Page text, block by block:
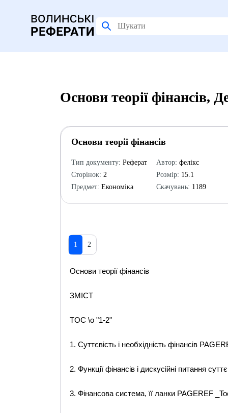
Основи теорії фінансів,
Основи теорії фінансів
Тип документу: Реферат
Сторінок: 2
Предмет: Економіка
Автор: фелікс
Розмір: 15.1
Скачувань: 1189
1 2
Основи теорії фінансів
ЗМІСТ
TOC \o "1-2"
1. Суттєвість і необхідність фінансів
2. Функції фінансів і дискусійні питання
3. Фінансова система, її ланки PAGEREF